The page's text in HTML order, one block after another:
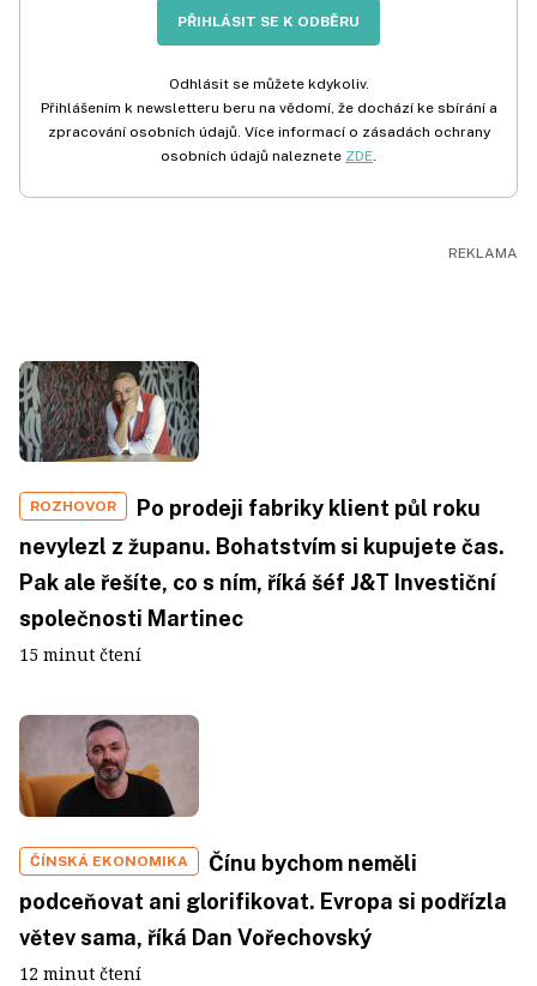
PŘIHLÁSIT SE K ODBĚRU
Odhlásit se můžete kdykoliv.
Přihlášením k newsletteru beru na vědomí, že dochází ke sbírání a
zpracování osobních údajů. Více informací o zásadách ochrany
osobních údajů naleznete ZDE
ROZHOVOR
Po prodeji fabriky klient půl roku
nevylezl z županu. Bohatstvím si kupujete čas.
Pak ale řešíte, co s ním, říká šéf J&T Investiční
společnosti Martinec
15 minut čtení
ČÍNSKÁ EKONOMIKA
Čínu bychom neměli
podceňovat ani glorifikovat. Evropa si podřízla
větev sama, říká Dan Vořechovský
12 minut čtení